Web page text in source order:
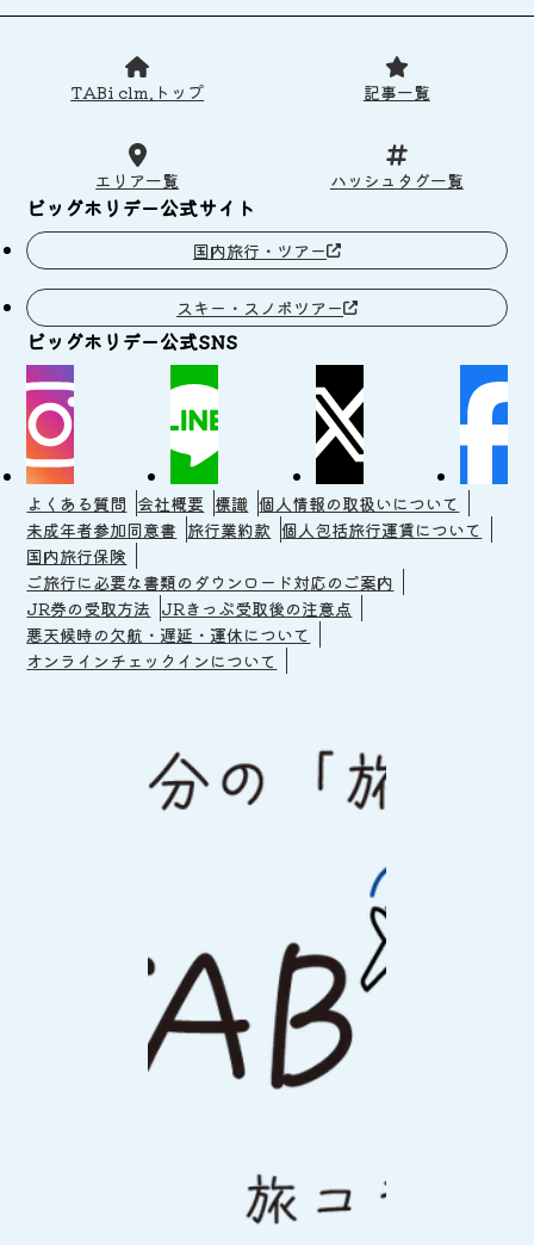
TABi clm.トップ 記事一覧
エリア一覧 ハッシュタグ一覧
ビッグホリデー公式サイト
国内旅行・ツアー
スキー・スノボツアー
ビッグホリデー公式SNS
よくある質問 会社概要 標識 個人情報の取扱いについて
未成年者参加同意書 旅行業約款 個人包括旅行運賃について
国内旅行保険
ご旅行に必要な書類のダウンロード対応のご案内
JR券の受取方法 JRきっぷ受取後の注意点
悪天候時の欠航・遅延・運休について
オンラインチェックインについて